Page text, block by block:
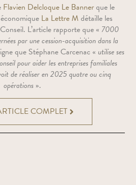
Flavien Delcloque Le Bannerque le
La Lettre M détaille les
L’article rapporte que « 7000
par une cession-acquisition dans la
que Stéphane Carcenac « utilise ses
pour aider les entreprises familiales
de réaliser en 2025 quatre ou cinq
opérations ».
COMPLET